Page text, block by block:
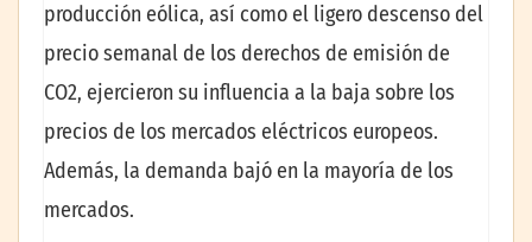
producción eólica, así como el ligero descenso del
precio semanal de los derechos de emisión de
CO2, ejercieron su influencia a la baja sobre los
precios de los mercados eléctricos europeos.
Además, la demanda bajó en la mayoría de los
mercados.